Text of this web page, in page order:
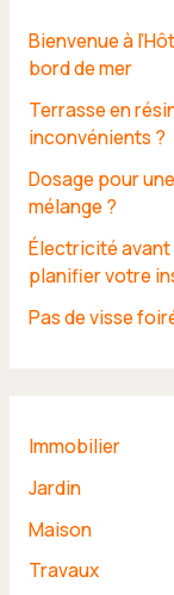
Bienvenue à
bord de mer
Terrasse en
inconvénients ?
Dosage pour
mélange ?
Électricité
planifier votre
Pas de visse
Immobilier
Jardin
Maison
Travaux